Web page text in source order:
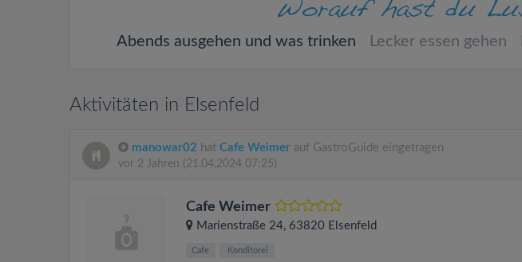
Abends ausgehen und was trinken Lecker essen gehen
Aktivitäten in Elsenfeld
manowar02 hat Cafe Weimer auf GastroGuide eingetragen
vor 2 Jahren (21.04.2024 07:25)
Cafe Weimer
Marienstraße 24, 63820 Elsenfeld
Cafe Konditorei